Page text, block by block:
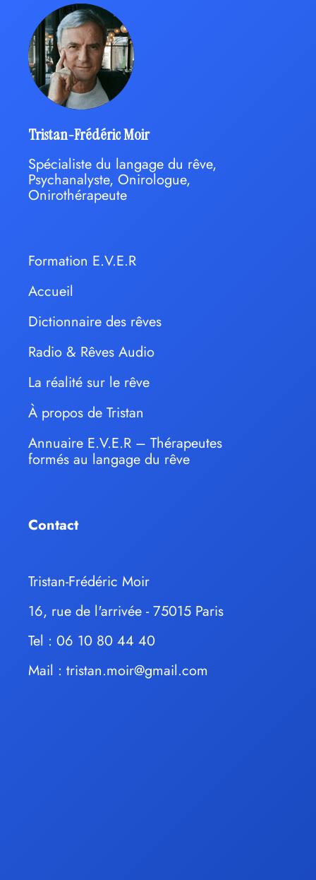
Tristan-Frédéric Moir
Spécialiste du langage du rêve,
Psychanalyste, Onirologue,
Onirothérapeute
Formation E.V.E.R
Accueil
Dictionnaire des rêves
Radio & Rêves Audio
La réalité sur le rêve
À propos de Tristan
Annuaire E.V.E.R – Thérapeutes
formés au langage du rêve
Contact
Tristan-Frédéric Moir
16, rue de l'arrivée - 75015 Paris
Tel : 06 10 80 44 40
Mail : tristan.moir@gmail.com